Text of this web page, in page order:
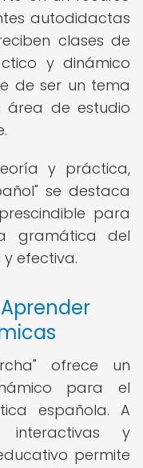
autodidactas
clases de
y dinámico
de ser un tema
área de estudio
y práctica,
se destaca
para
gramática del
efectiva.
ofrece un
para el
española. A
y
permite